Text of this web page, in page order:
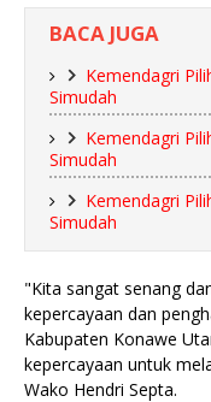
BACA JUGA
Kemendagri
Simudah
Kemendagri
Simudah
Kemendagri
Simudah
"Kita sangat senang
kepercayaan dan
Kabupaten Konawe
kepercayaan untuk
Wako Hendri Septa.